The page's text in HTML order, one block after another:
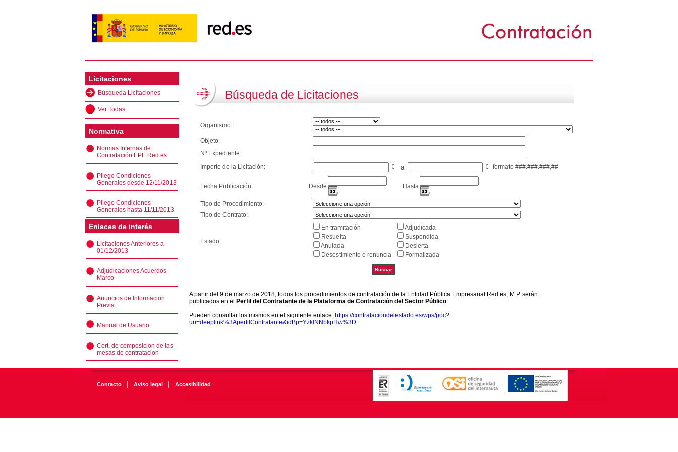
Licitaciones
Búsqueda Licitaciones
Ver Todas
Normativa
Normas Internas de
Contratación EPE Red.es
Pliego Condiciones
Generales desde 12/11/2013
Pliego Condiciones
Generales hasta 11/11/2013
Enlaces de interés
Licitaciones Anteriores a
01/12/2013
Adjudicaciones Acuerdos
Marco
Anuncios de Informacion
Previa
Manual de Usuario
Cert. de composicion de las
mesas de contratacion
Búsqueda de Licitaciones
Organismo:
Objeto:
Nº Expediente:
Importe de la Licitación:
€ a € formato ###.###.###,##
Fecha Publicación: Desde Hasta
Tipo de Procedimiento:
Tipo de Contrato:
Estado:
En tramitación
Adjudicada
Resuelta
Suspendida
Anulada
Desierta
Desestimiento o renuncia
Formalizada
A partir del 9 de marzo de 2018, todos los procedimientos de contratación de la Entidad Pública Empresarial Red.es, M.P. serán
publicados en el
Perfil del Contratante de la Plataforma de Contratación del Sector Público.
Pueden consultar los mismos en el siguiente enlace: https://contrataciondelestado.es/wps/poc?
uri=deeplink%3AperfilContratante&idBp=YzklNNbkpHw%3D
Contacto | Aviso legal | Accesibilidad